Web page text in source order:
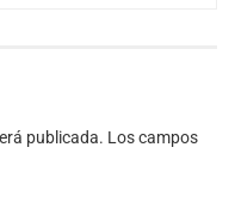
publicada. Los campos